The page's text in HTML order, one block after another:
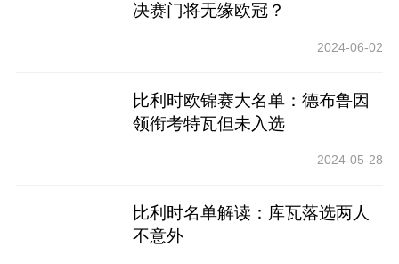
决赛门将无缘欧冠？
2024-06-02
比利时欧锦赛大名单：德布鲁因
领衔考特瓦但未入选
2024-05-28
比利时名单解读：库瓦落选两人
不意外